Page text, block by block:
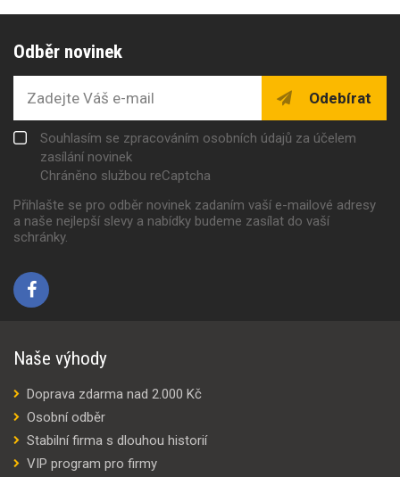
Odběr novinek
Odebírat
Souhlasím se zpracováním osobních údajů za účelem
zasílání novinek
Chráněno službou reCaptcha
Přihlašte se pro odběr novinek zadaním vaší e-mailové adresy
a naše nejlepší slevy a nabídky budeme zasílat do vaší
schránky.
Naše výhody
Doprava zdarma nad 2.000 Kč
Osobní odběr
Stabilní firma s dlouhou historií
VIP program pro firmy